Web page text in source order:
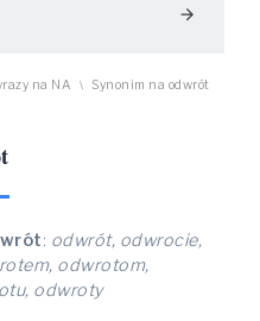
arrow_forward
na NA \ Synonim na odwrót
: odwrót, odwrocie,
odwrotom,
odwroty